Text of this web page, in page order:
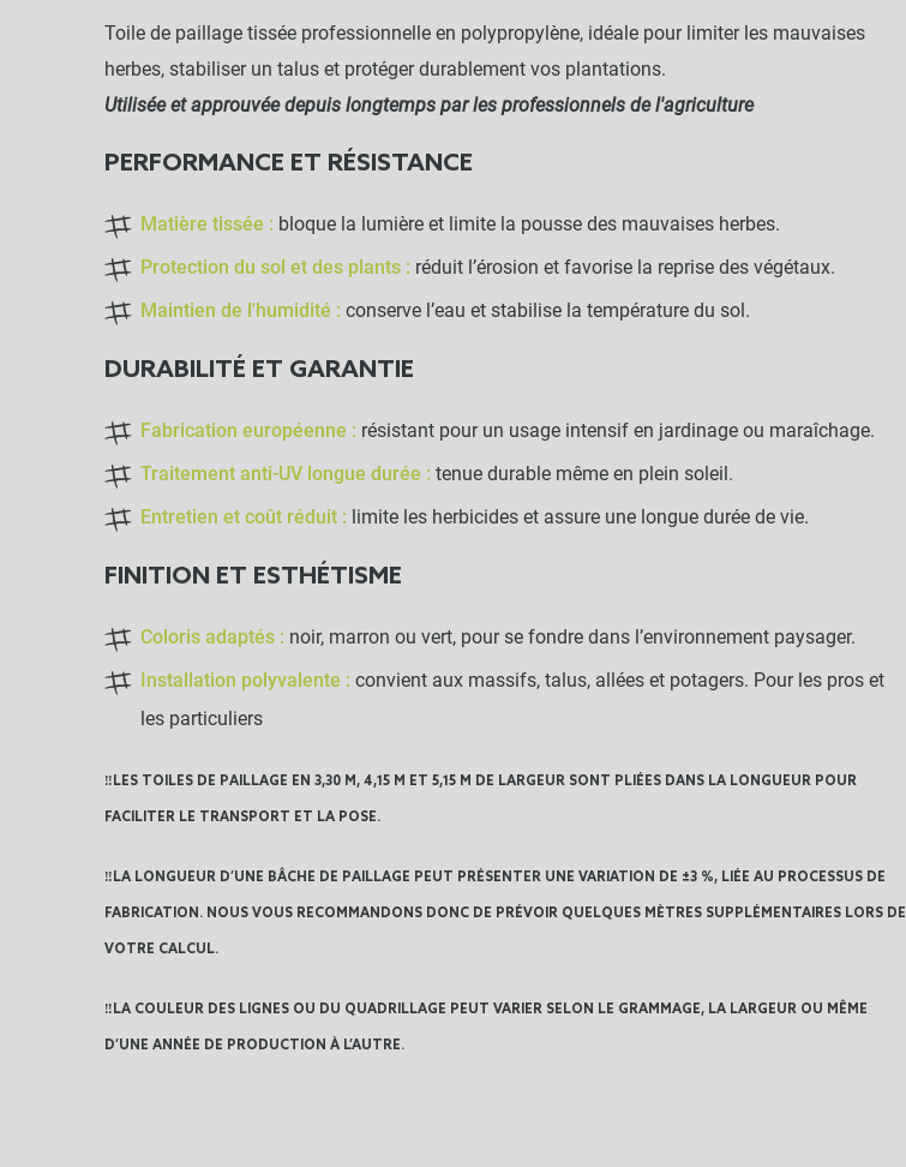
Toile de paillage tissée professionnelle en polypropylène, idéale pour limiter les mauvaises
herbes, stabiliser un talus et protéger durablement vos plantations.
Utilisée et approuvée depuis longtemps par les professionnels de l'agriculture
PERFORMANCE ET RÉSISTANCE
Matière tissée : bloque la lumière et limite la pousse des mauvaises herbes.
Protection du sol et des plants : réduit l’érosion et favorise la reprise des végétaux.
Maintien de l'humidité : conserve l’eau et stabilise la température du sol.
DURABILITÉ ET GARANTIE
Fabrication européenne : résistant pour un usage intensif en jardinage ou maraîchage.
Traitement anti-UV longue durée : tenue durable même en plein soleil.
Entretien et coût réduit : limite les herbicides et assure une longue durée de vie.
FINITION ET ESTHÉTISME
Coloris adaptés : noir, marron ou vert, pour se fondre dans l’environnement paysager.
Installation polyvalente : convient aux massifs, talus, allées et potagers. Pour les pros et
les particuliers
‼️LES TOILES DE PAILLAGE EN 3,30 M, 4,15 M ET 5,15 M DE LARGEUR SONT PLIÉES DANS LA LONGUEUR POUR
FACILITER LE TRANSPORT ET LA POSE.
‼️LA LONGUEUR D’UNE BÂCHE DE PAILLAGE PEUT PRÉSENTER UNE VARIATION DE ±3 %, LIÉE AU PROCESSUS DE
FABRICATION. NOUS VOUS RECOMMANDONS DONC DE PRÉVOIR QUELQUES MÈTRES SUPPLÉMENTAIRES LORS DE
VOTRE CALCUL.
‼️LA COULEUR DES LIGNES OU DU QUADRILLAGE PEUT VARIER SELON LE GRAMMAGE, LA LARGEUR OU MÊME
D’UNE ANNÉE DE PRODUCTION À L’AUTRE.